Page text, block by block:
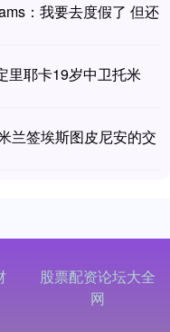
：我要去度假了 但还
里耶卡19岁中卫托米
兰签埃斯图皮尼安的交
股票配资论坛大全
网